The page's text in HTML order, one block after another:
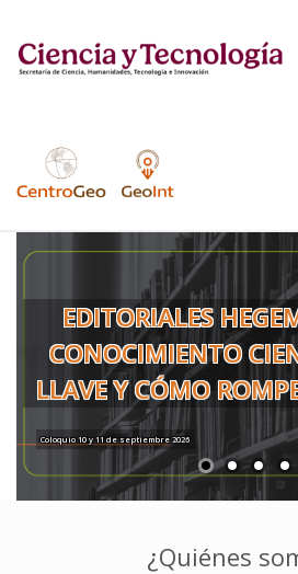
EDITORIALES
CONOCIMIENTO
LLAVE Y CÓMO
Coloquio 10 y 11 de septiembre 2026
¿Quiénes